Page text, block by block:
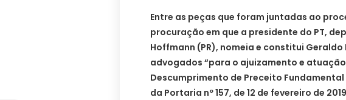
Entre as peças que foram juntadas ao
procuração em que a presidente do PT,
Hoffmann (PR), nomeia e constitui
advogados “para o ajuizamento e
Descumprimento de Preceito
da Portaria nº 157, de 12 de fevereiro de